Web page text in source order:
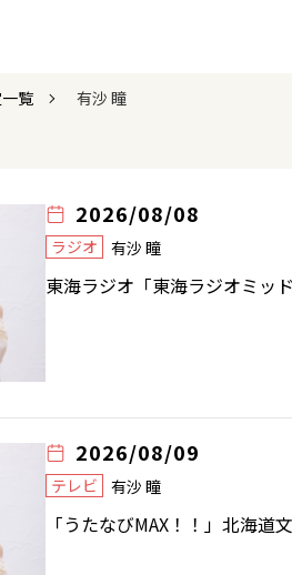
覧 有沙 瞳
2026/08/08
ラジオ 有沙 瞳
東海ラジオ「東海ラジオミッ
2026/08/09
テレビ 有沙 瞳
「うたなびMAX！！」北海道